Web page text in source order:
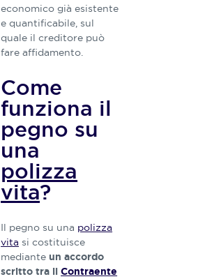
economico già esistente
e quantificabile, sul
quale il creditore può
fare affidamento.
Come
funziona il
pegno su
una
polizza
vita?
Il pegno su una polizza
vita si costituisce
mediante un accordo
scritto tra ilContraente